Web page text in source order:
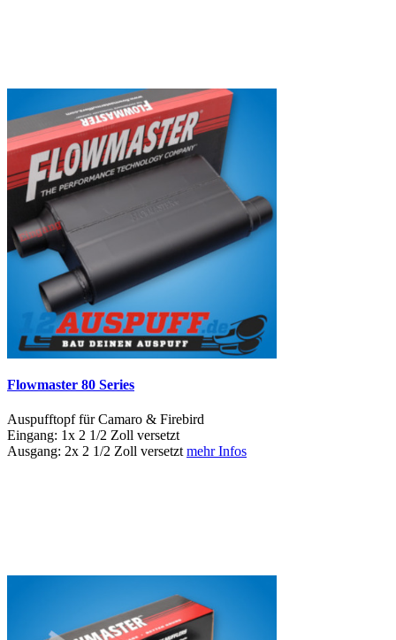
Flowmaster 80 Series
Auspufftopf für Camaro & Firebird
Eingang: 1x 2 1/2 Zoll versetzt
Ausgang: 2x 2 1/2 Zoll versetztmehr Infos